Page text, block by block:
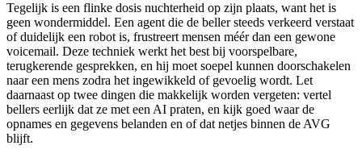
Tegelijk is een flinke dosis nuchterheid op zijn plaats, want het is
geen wondermiddel. Een agent die de beller steeds verkeerd verstaat
of duidelijk een robot is, frustreert mensen méér dan een gewone
voicemail. Deze techniek werkt het best bij voorspelbare,
terugkerende gesprekken, en hij moet soepel kunnen doorschakelen
naar een mens zodra het ingewikkeld of gevoelig wordt. Let
daarnaast op twee dingen die makkelijk worden vergeten: vertel
bellers eerlijk dat ze met een AI praten, en kijk goed waar de
opnames en gegevens belanden en of dat netjes binnen de AVG
blijft.